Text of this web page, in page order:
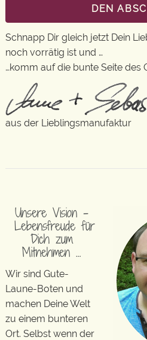
DEN
Schnapp Dir gleich jetzt Dein
noch vorrätig ist und …
…komm auf die bunte Seite des
aus der Lieblingsmanufaktur
Unsere Vision –
Lebensfreude für
Dich zum
Mitnehmen …
Wir sind Gute-
Laune-Boten und
machen Deine Welt
zu einem bunteren
Ort. Selbst wenn der